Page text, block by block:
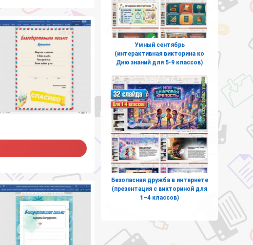
Умный сентябрь
(интерактивная викторина ко
Дню знаний для 5-9 классов)
Безопасная дружба в интернете
(презентация с викториной для
1–4 классов)